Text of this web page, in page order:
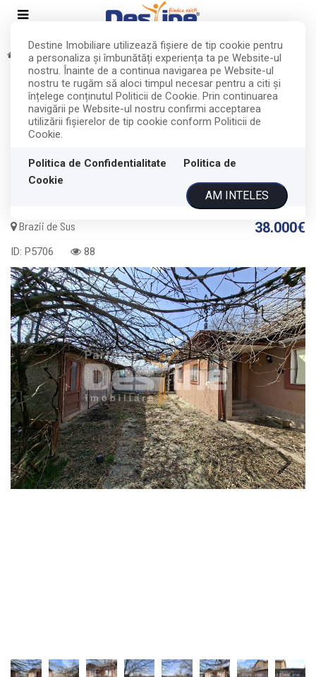
Destine Imobiliare utilizează fişiere de tip cookie pentru
a personaliza și îmbunătăți experiența ta pe Website-ul
nostru. Înainte de a continua navigarea pe Website-ul
nostru te rugăm să aloci timpul necesar pentru a citi și
înțelege conținutul Politicii de Cookie. Prin continuarea
navigării pe Website-ul nostru confirmi acceptarea
utilizării fişierelor de tip cookie conform Politicii de
Cookie.
Politica de Confidentialitate
Politica de
Cookie
AM INTELES
Vanzare Terenuri Brazii de Sus
Acest anunt nu mai este activ !
Teren situat în intravilan ul comunei
Brazi, 1257 mp, construcție
demolabila
Brazii de Sus 38.000€
ID: P5706 88
RETRAS